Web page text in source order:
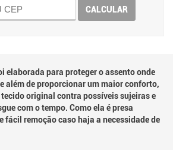
CALCULAR
elaborada para proteger o assento onde
além de proporcionar um maior conforto,
original contra possíveis sujeiras e
com o tempo. Como ela é presa
fácil remoção caso haja a necessidade de